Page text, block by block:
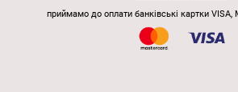
приймамо до оплати банківські картки VISA,